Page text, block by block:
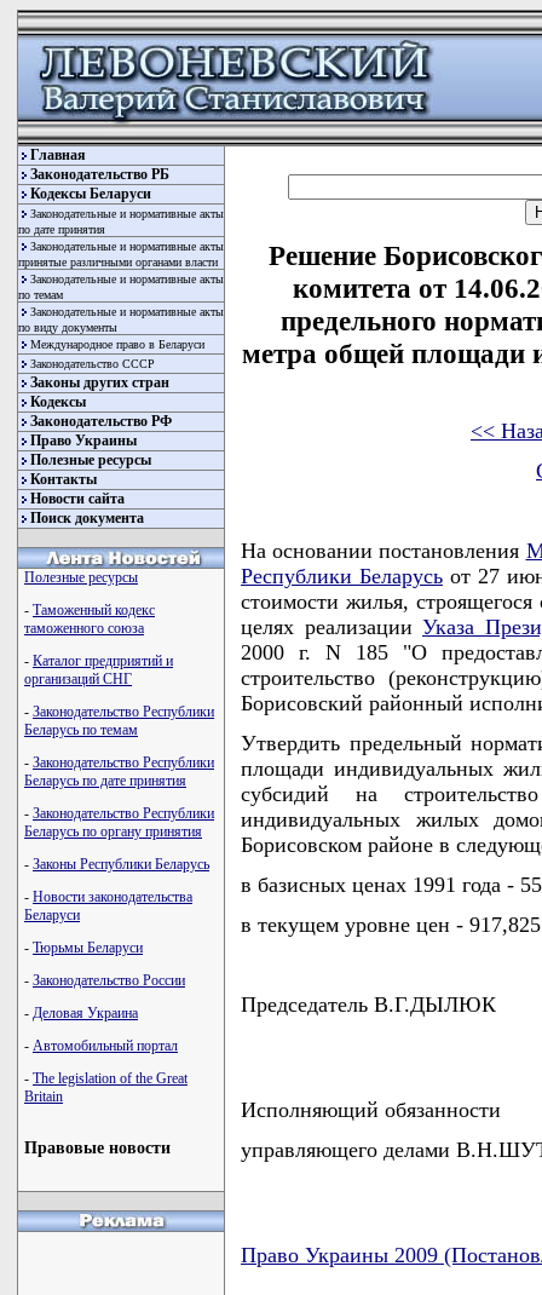
Главная
Законодательство РБ
Кодексы Беларуси
Законодательные и нормативные акты
по дате принятия
Законодательные и нормативные акты
принятые различными органами власти
Законодательные и нормативные акты
по темам
Законодательные и нормативные акты
по виду документы
Международное право в Беларуси
Законодательство СССР
Законы других стран
Кодексы
Законодательство РФ
Право Украины
Полезные ресурсы
Контакты
Новости сайта
Поиск документа
Полезные ресурсы
- Таможенный кодекс
таможенного союза
- Каталог предприятий и
организаций СНГ
- Законодательство Республики
Беларусь по темам
- Законодательство Республики
Беларусь по дате принятия
- Законодательство Республики
Беларусь по органу принятия
- Законы Республики Беларусь
- Новости законодательства
Беларуси
- Тюрьмы Беларуси
- Законодательство России
- Деловая Украина
- Автомобильный портал
- The legislation of the Great
Britain
Правовые новости
Решение
комитета от
предельного
метра общей площади
<<
На основании постановления
Республики Беларусьот 27
стоимости жилья,
целях реализации Указа
2000 г. N 185 "О
строительство
Борисовский районный
Утвердить предельный
площади индивидуальных
субсидий на
индивидуальных жилых
Борисовском районе в
в базисных ценах 1991 года -
в текущем уровне цен -
Председатель В.Г.ДЫЛЮК
Исполняющий обязанности
управляющего делами
Право Украины 2009